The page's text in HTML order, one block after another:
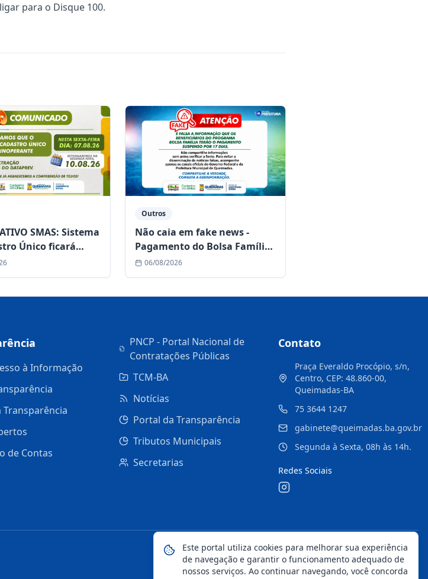
para o Disque 100.
SMAS: Sistema
Único ficará
nesta sexta-feira
Outros
Não caia em fake news -
Pagamento do Bolsa Família
não será suspenso por 17 dias
06/08/2026
à Informação
Transparência
de Contas
PNCP - Portal Nacional de
Contratações Públicas
TCM-BA
Notícias
Portal da Transparência
Tributos Municipais
Secretarias
Contato
Praça Everaldo Procópio, s/n,
Centro, CEP: 48.860-00,
Queimadas-BA
75 3644 1247
gabinete@queimadas.ba.gov.br
Segunda à Sexta, 08h às 14h.
Redes Sociais
Mapa do Site Notícias Transparência
Este portal utiliza cookies para melhorar sua experiência
de navegação e garantir o funcionamento adequado de
nossos serviços. Ao continuar navegando, você concorda